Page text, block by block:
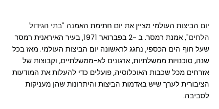
יום הביצות העולמי מציין את יום חתימת האמנה "בתי הגידול
הלחים"
, אמנת רמסר. ב -2 בפברואר 1971, בעיר האיראנית רמסר
שעל חוף הים הכספי, נחגג לראשונה יום הביצות העולמי. מאז בכל
שנה, סוכנויות ממשלתיות, ארגונים לא-ממשלתיים, וקבוצות של
אזרחים מכל שכבות האוכלוסיה, פועלים כדי להעלות את המודעות
הציבורית לערך שיש באדמות הביצות והיתרונות שהן מעניקות
לסביבה.